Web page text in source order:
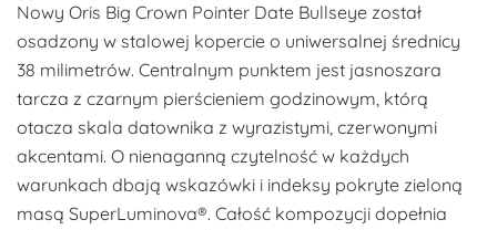
Nowy Oris Big Crown Pointer Date Bullseye został
osadzony w stalowej kopercie o uniwersalnej średnicy
38 milimetrów. Centralnym punktem jest jasnoszara
tarcza z czarnym pierścieniem godzinowym, którą
otacza skala datownika z wyrazistymi, czerwonymi
akcentami. O nienaganną czytelność w każdych
warunkach dbają wskazówki i indeksy pokryte zieloną
masą SuperLuminova®. Całość kompozycji dopełnia